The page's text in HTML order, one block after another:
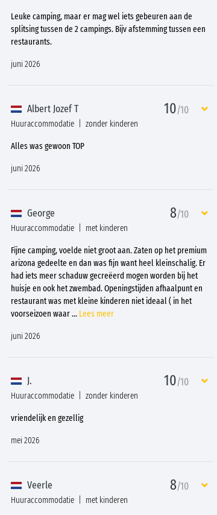
Leuke camping, maar er mag wel iets gebeuren aan de
splitsing tussen de 2 campings. Bijv afstemming tussen een
restaurants.
juni 2026
Albert Jozef T 10/10
Huuraccommodatie zonder kinderen
Alles was gewoon TOP
juni 2026
George 8/10
Huuraccommodatie met kinderen
Fijne camping, voelde niet groot aan. Zaten op het premium
arizona gedeelte en dan was fijn want heel kleinschalig. Er
had iets meer schaduw gecreëerd mogen worden bij het
huisje en ook het zwembad. Openingstijden afhaalpunt en
restaurant was met kleine kinderen niet ideaal ( in het
voorseizoen waar... Lees meer
juni 2026
J. 10/10
Huuraccommodatie zonder kinderen
vriendelijk en gezellig
mei 2026
Veerle 8/10
Huuraccommodatie met kinderen